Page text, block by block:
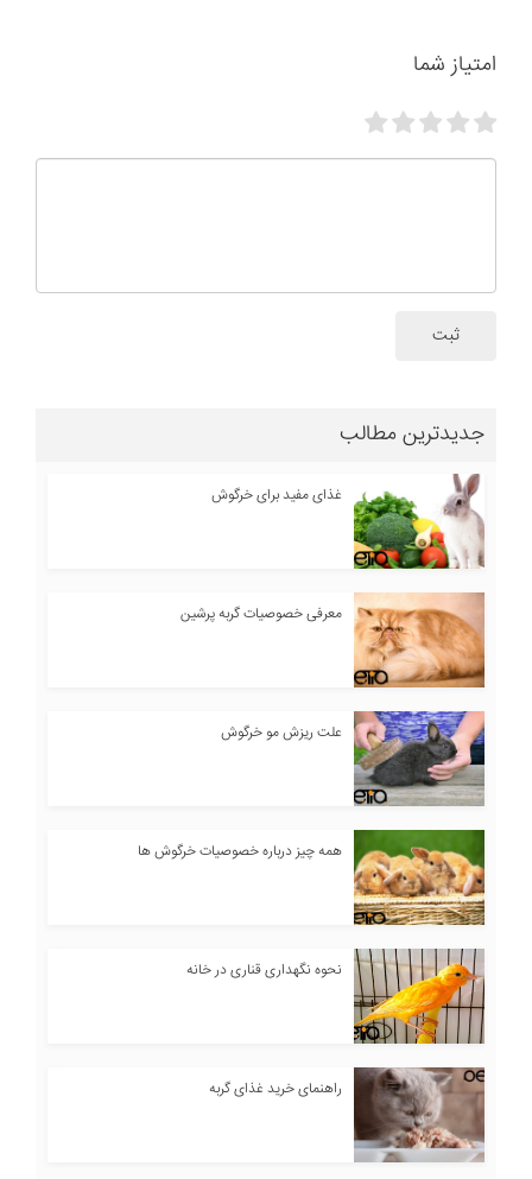
امتیاز شما
ثبت
جدیدترین مطالب
غذای مفید برای خرگوش
معرفی خصوصیات گربه پرشین
علت ریزش مو خرگوش
همه چیز درباره خصوصیات خرگوش ها
نحوه نگهداری قناری در خانه
راهنمای خرید غذای گربه